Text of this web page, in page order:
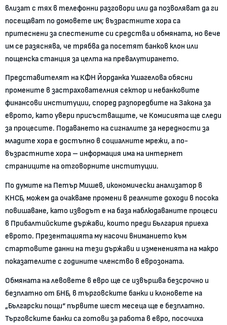
влизат с тях в телефонни разговори или да позволяват да ги
посещават по домовете им; възрастните хора са
притеснени за спестените си средства и обмяната, но вече
им се разяснява, че трябва да посетят банков клон или
пощенска станция за целта на превалутирането.
Представителят на КФН Йорданка Ушагелова обясни
промените в застрахователния сектор и небанковите
финансови институции, според разпоредбите на Закона за
еврото, като увери присъстващите, че Комисията ще следи
за процесите. Подаването на сигналите за нередности за
младите хора е достъпно в социалните мрежи, а по-
възрастните хора – информация има на интернет
страниците на отговорните институции.
По думите на Петър Мишев, икономически анализатор в
КНСБ, можем да очакваме промени в реалните доходи в посока
повишаване, като изводът е на база наблюдаваните процеси
в Прибалтийските държави, които преди България приеха
еврото. Презентацията му насочи вниманието към
стартовите данни на тези държави и измененията на макро
показателите с годините членство в еврозоната.
Обмяната на левовете в евро ще се извършва безсрочно и
безплатно от БНБ, в търговските банки и клоновете на
„Български пощи“ първите шест месеца ще е безплатно.
Търговските банки са готови за работа в евро, посочиха